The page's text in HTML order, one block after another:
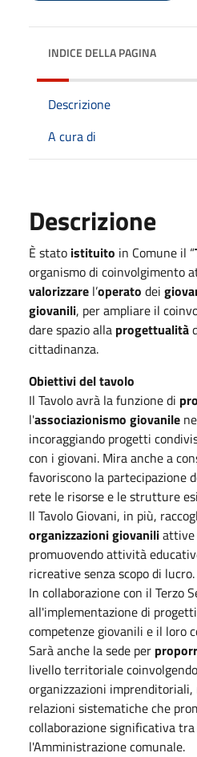
INDICE DELLA PAGINA
Descrizione
A cura di
Descrizione
È stato istituito in Comune il “
organismo di coinvolgimento
valorizzare l’operato dei
giovanili, per ampliare il
dare spazio alla progettualità
cittadinanza.
Obiettivi del tavolo
Il Tavolo avrà la funzione di
l'associazionismo giovanile
incoraggiando progetti
con i giovani. Mira anche a
favoriscono la partecipazione
rete le risorse e le strutture
Il Tavolo Giovani, in più,
organizzazioni giovanili
promuovendo attività
ricreative senza scopo di lucro.
In collaborazione con il Terzo
all'implementazione di
competenze giovanili e il loro
Sarà anche la sede per
livello territoriale
organizzazioni
relazioni sistematiche che
collaborazione significativa
l'Amministrazione comunale.